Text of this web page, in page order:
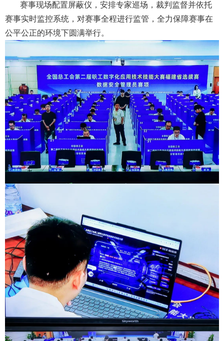
赛事现场配置屏蔽仪，安排专家巡场，裁判监督并依托
赛事实时监控系统，对赛事全程进行监管，全力保障赛事在
公平公正的环境下圆满举行。